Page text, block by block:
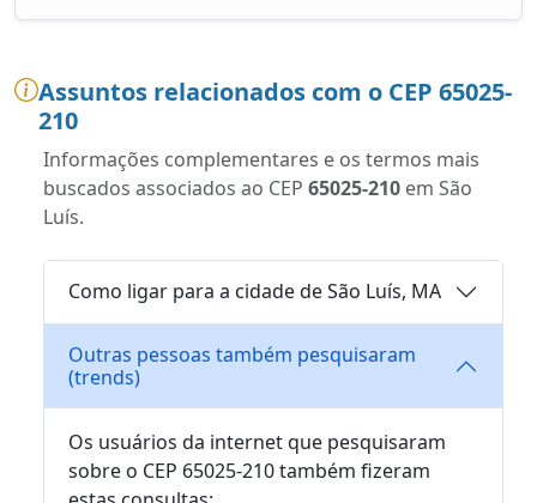
Assuntos relacionados com o CEP 65025-
210
Informações complementares e os termos mais
buscados associados ao CEP 65025-210 em São
Luís.
Como ligar para a cidade de São Luís, MA
Outras pessoas também pesquisaram
(trends)
Os usuários da internet que pesquisaram
sobre o CEP 65025-210 também fizeram